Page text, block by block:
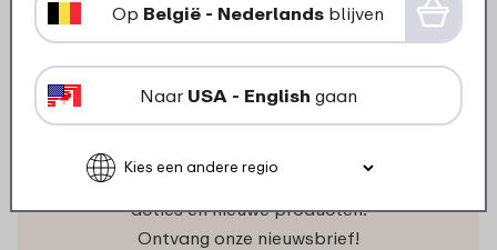
met een waardering:
Niets missen?
Als eerste op de hoogte van
acties en nieuwe producten.
Ontvang onze nieuwsbrief!
Op België - Nederlands blijven
Naar USA - English gaan